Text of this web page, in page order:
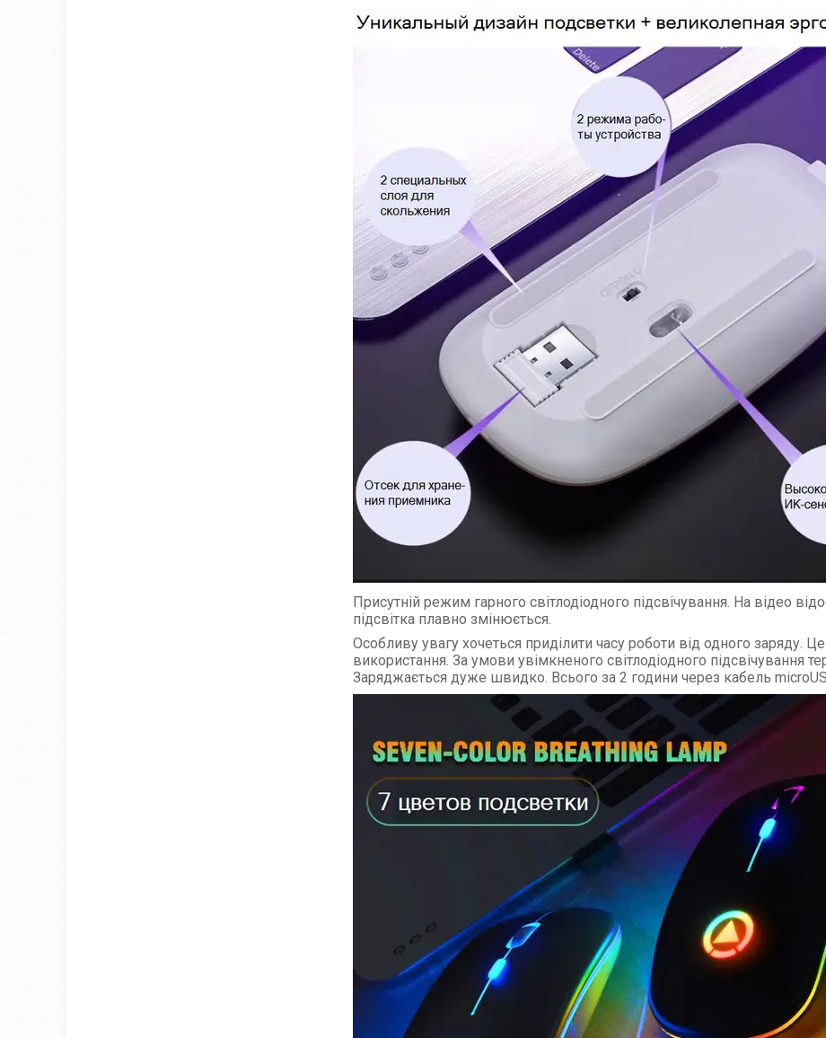
Присутній режим гарного світлодіодного підсвічування. На відео
підсвітка плавно змінюється.
Особливу увагу хочеться приділити часу роботи від одного заряду.
використання. За умови увімкненого світлодіодного підсвічування
Заряджається дуже швидко. Всього за 2 години через кабель